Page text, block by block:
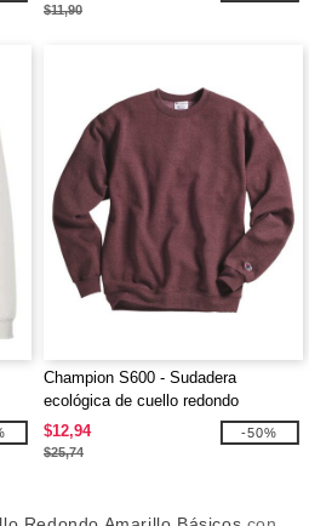
$11,90
Champion S600 - Sudadera
ecológica de cuello redondo
$12,94
$25,74
-50%